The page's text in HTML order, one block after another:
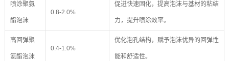
喷涂聚氨
酯泡沫
0.8-2.0%
促进快速固化，提高泡沫与基材的粘结
力，提升喷涂效率。
高回弹聚
氨酯泡沫
0.4-1.0%
优化泡孔结构，赋予泡沫优异的回弹性
能和舒适性。